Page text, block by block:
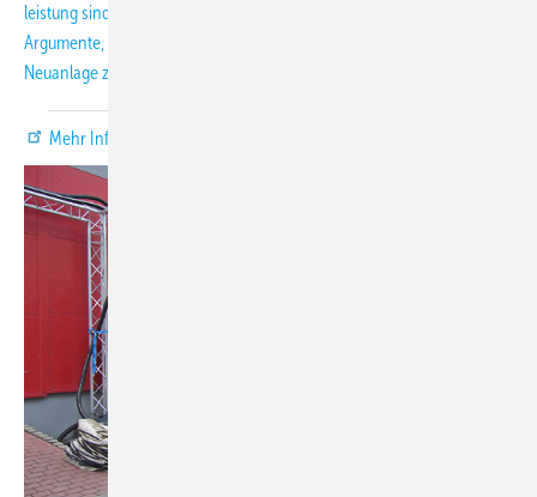
leistung sind wir Ihr richtiger Ansprechpartner. Doch gibt es auch gute
Argumente, die für eine Langzeitmiete sprechen, statt in eine
Neuanlage zu investieren?
Mehr Informationen